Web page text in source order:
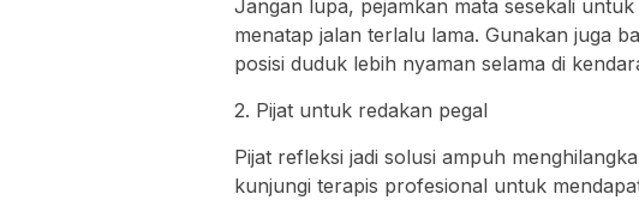
Jangan lupa, pejamkan mata sesekali
menatap jalan terlalu lama. Gunakan juga
posisi duduk lebih nyaman selama di
2. Pijat untuk redakan pegal
Pijat refleksi jadi solusi ampuh
kunjungi terapis profesional untuk